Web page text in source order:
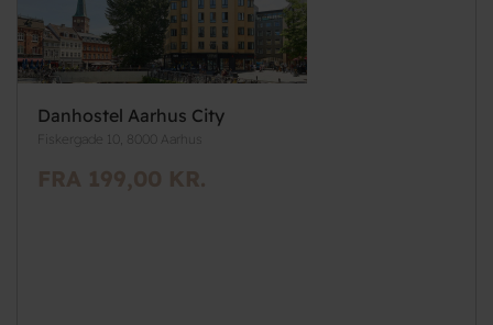
Danhostel Aarhus City
Fiskergade 10, 8000 Aarhus
FRA 199,00 KR.